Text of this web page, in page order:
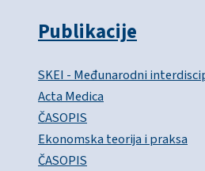
Publikacije
SKEI - Međunarodni
Acta Medica
ČASOPIS
Ekonomska teorija i praksa
ČASOPIS